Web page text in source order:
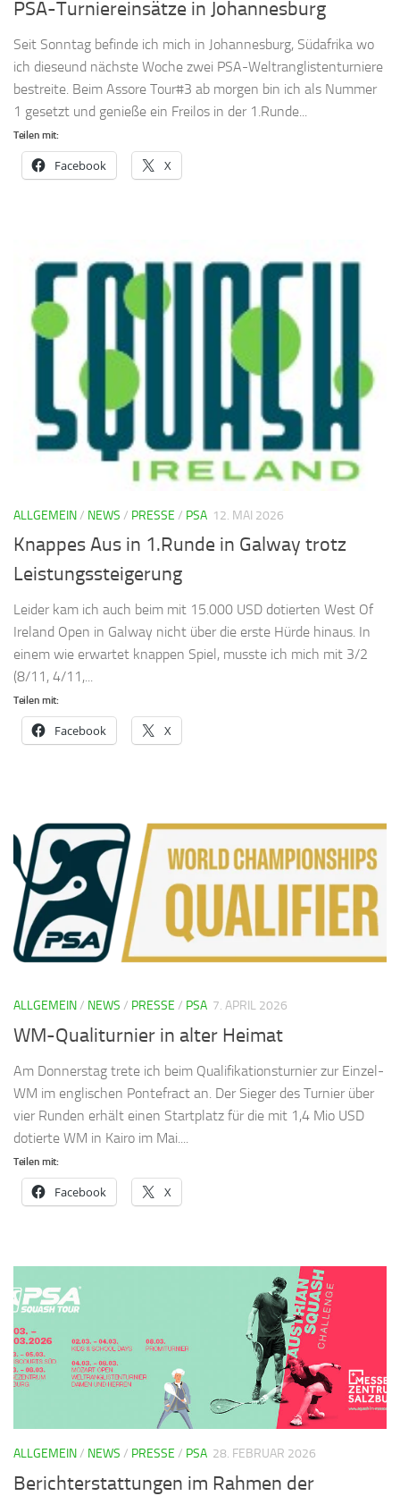
PSA-Turniereinsätze in Johannesburg
Seit Sonntag befinde ich mich in Johannesburg, Südafrika wo
ich dieseund nächste Woche zwei PSA-Weltranglistenturniere
bestreite. Beim Assore Tour#3 ab morgen bin ich als Nummer
1 gesetzt und genieße ein Freilos in der 1.Runde...
Teilen mit:
Facebook X
ALLGEMEIN/ NEWS / PRESSE / PSA 12. MAI 2026
Knappes Aus in 1.Runde in Galway trotz
Leistungssteigerung
Leider kam ich auch beim mit 15.000 USD dotierten West Of
Ireland Open in Galway nicht über die erste Hürde hinaus. In
einem wie erwartet knappen Spiel, musste ich mich mit 3/2
(8/11, 4/11,...
Teilen mit:
Facebook X
ALLGEMEIN/ NEWS / PRESSE / PSA 7. APRIL 2026
WM-Qualiturnier in alter Heimat
Am Donnerstag trete ich beim Qualifikationsturnier zur Einzel-
WM im englischen Pontefract an. Der Sieger des Turnier über
vier Runden erhält einen Startplatz für die mit 1,4 Mio USD
dotierte WM in Kairo im Mai....
Teilen mit:
Facebook X
ALLGEMEIN/ NEWS / PRESSE / PSA 28. FEBRUAR 2026
Berichterstattungen im Rahmen der